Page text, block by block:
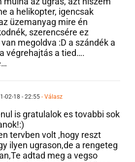
múlna az ugrás, azt hiszem
a helikopter, igencsak
üzemanyag mire én
szerencsére ez
megoldva :D a szándék a
végrehajtás a tied….
is gratulalok es tovabbi sok
tervben volt ,hogy reszt
ilyen ugrason,de a rengeteg